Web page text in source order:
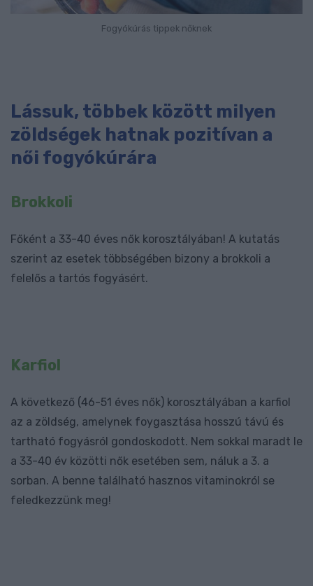
Fogyókúrás tippek nőknek
Lássuk, többek között milyen
zöldségek hatnak pozitívan a
női fogyókúrára
Brokkoli
Főként a 33-40 éves nők korosztályában! A kutatás
szerint az esetek többségében bizony a brokkoli a
felelős a tartós fogyásért.
Karfiol
A következő (46-51 éves nők) korosztályában a karfiol
az a zöldség, amelynek foygasztása hosszú távú és
tartható fogyásról gondoskodott. Nem sokkal maradt le
a 33-40 év közötti nők esetében sem, náluk a 3. a
sorban. A benne található hasznos vitaminokról se
feledkezzünk meg!